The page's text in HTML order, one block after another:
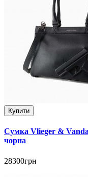
Купити
Сумка Vlieger &
чорна
28300грн